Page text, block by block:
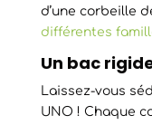
d’une corbeille
différentes
Un bac
Laissez-vous
UNO ! Chaque